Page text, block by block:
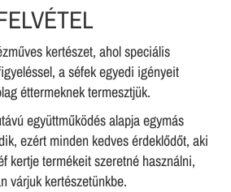
kertészet, ahol speciális
a séfek egyedi igényeit
éttermeknek termesztjük.
együttműködés alapja egymás
ezért minden kedves érdeklődőt, aki
kertje termékeit szeretné használni,
várjuk kertészetünkbe.